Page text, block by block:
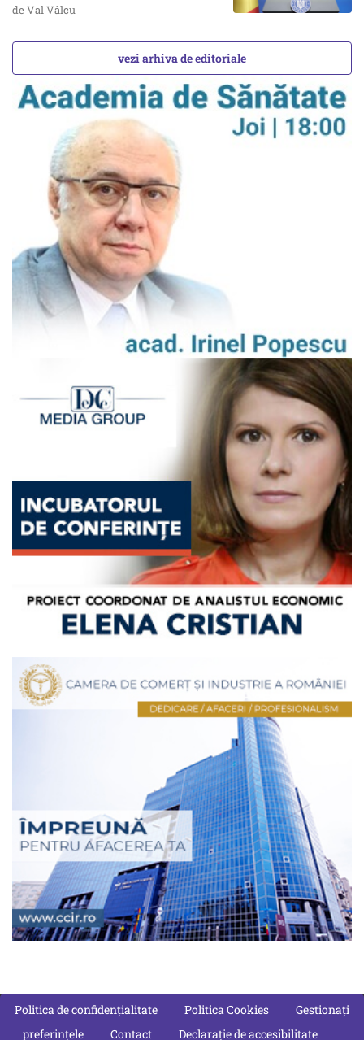
de Val Vâlcu
vezi arhiva de editoriale
Politica de confidențialitate Politica Cookies
Gestionați
preferințele
Contact Declarație de accesibilitate